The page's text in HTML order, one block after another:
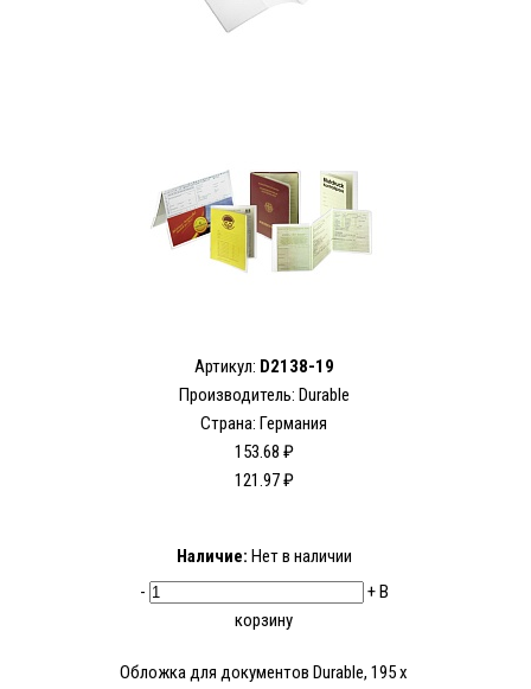
Артикул: D2138-19
Производитель: Durable
Страна: Германия
153.68 ₽
121.97 ₽
Наличие: Нет в наличии
-
+В
корзину
Обложка для документов Durable, 195 x